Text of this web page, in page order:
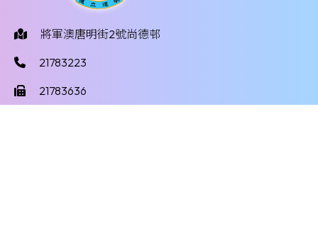
將軍澳唐明街2號尚德邨
21783223
21783636